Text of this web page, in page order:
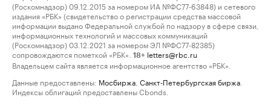
(Роскомнадзор) 09.12.2015 за номером ИА №ФС77-63848) и сетевого
издания «РБК» (свидетельство о регистрации средства массовой
информации выдано Федеральной службой по надзору в сфере связи,
информационных технологий и массовых коммуникаций
(Роскомнадзор) 03.12.2021 за номером ЭЛ №ФС77-82385)
сопровождаются пометкой «РБК».
18+ letters@rbc.ru
Владельцем сайта является информационное агентство «РБК».
Данные предоставлены: Мосбиржа Санкт-Петербургская биржа
Индексы облигаций предоставлены Cbonds.